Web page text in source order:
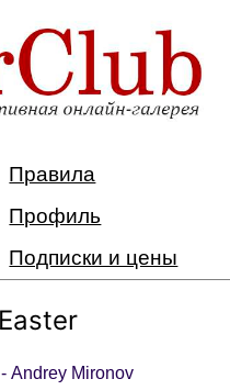
Правила
Профиль
Подписки и цены
Andrey Mironov